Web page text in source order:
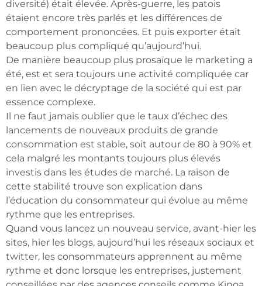
diversité) était élevée. Après-guerre, les patois
étaient encore très parlés et les différences de
comportement prononcées. Et puis exporter était
beaucoup plus compliqué qu’aujourd’hui.
De manière beaucoup plus prosaïque le marketing a
été, est et sera toujours une activité compliquée car
en lien avec le décryptage de la société qui est par
essence complexe.
Il ne faut jamais oublier que le taux d’échec des
lancements de nouveaux produits de grande
consommation est stable, soit autour de 80 à 90% et
cela malgré les montants toujours plus élevés
investis dans les études de marché. La raison de
cette stabilité trouve son explication dans
l’éducation du consommateur qui évolue au même
rythme que les entreprises.
Quand vous lancez un nouveau service, avant-hier les
sites, hier les blogs, aujourd’hui les réseaux sociaux et
twitter, les consommateurs apprennent au même
rythme et donc lorsque les entreprises, justement